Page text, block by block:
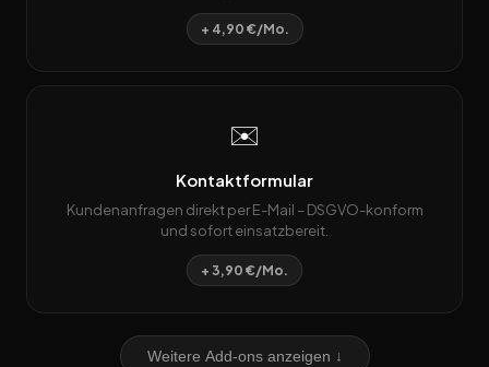
+ 4,90 €/Mo.
✉️
Kontaktformular
Kundenanfragen direkt per E-Mail – DSGVO-konform
und sofort einsatzbereit.
+ 3,90 €/Mo.
Weitere Add-ons anzeigen ↓